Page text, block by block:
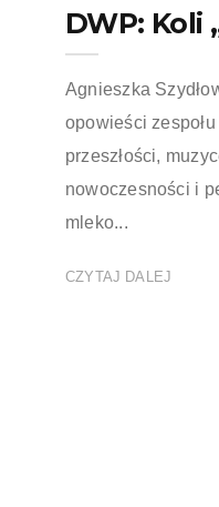
DWP: Koli
Agnieszka
opowieści
przeszłości,
nowoczesności i
mleko...
CZYTAJ DALEJ